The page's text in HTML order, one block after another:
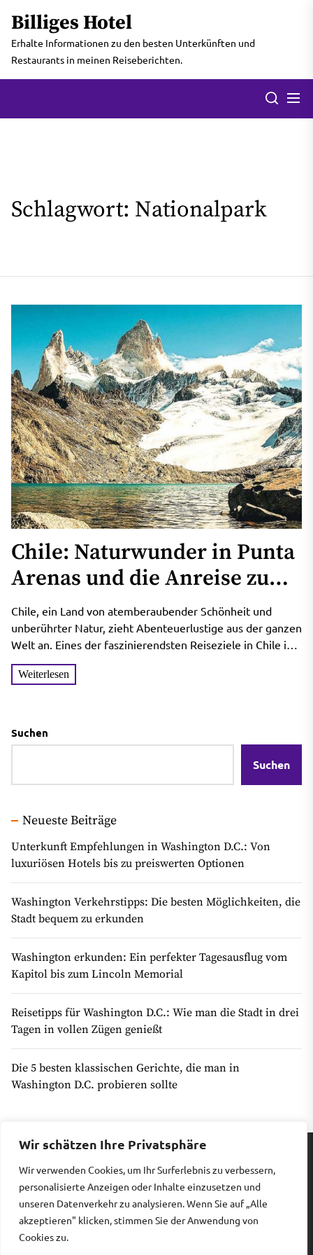
Wir schätzen Ihre Privatsphäre
Wir verwenden Cookies, um Ihr Surferlebnis zu verbessern,
personalisierte Anzeigen oder Inhalte einzusetzen und
unseren Datenverkehr zu analysieren. Wenn Sie auf „Alle
akzeptieren" klicken, stimmen Sie der Anwendung von
Cookies zu.
the
content
Billiges Hotel
Erhalte Informationen zu den besten Unterkünften und
Restaurants in meinen Reiseberichten.
Search
Schlagwort: Nationalpark
Chile: Naturwunder in Punta
Arenas und die Anreise zu
den Nationalparks
Chile, ein Land von atemberaubender Schönheit und
unberührter Natur, zieht Abenteuerlustige aus der ganzen
Welt an. Eines der faszinierendsten Reiseziele in Chile ist
Punta Arenas,...
Weiterlesen
Suchen
Suchen
Neueste Beiträge
Unterkunft Empfehlungen in Washington D.C.: Von
luxuriösen Hotels bis zu preiswerten Optionen
Washington Verkehrstipps: Die besten Möglichkeiten, die
Stadt bequem zu erkunden
Washington erkunden: Ein perfekter Tagesausflug vom
Kapitol bis zum Lincoln Memorial
Reisetipps für Washington D.C.: Wie man die Stadt in drei
Tagen in vollen Zügen genießt
Die 5 besten klassischen Gerichte, die man in
Washington D.C. probieren sollte
Impressum|Datenschutz
Copyright © 2026